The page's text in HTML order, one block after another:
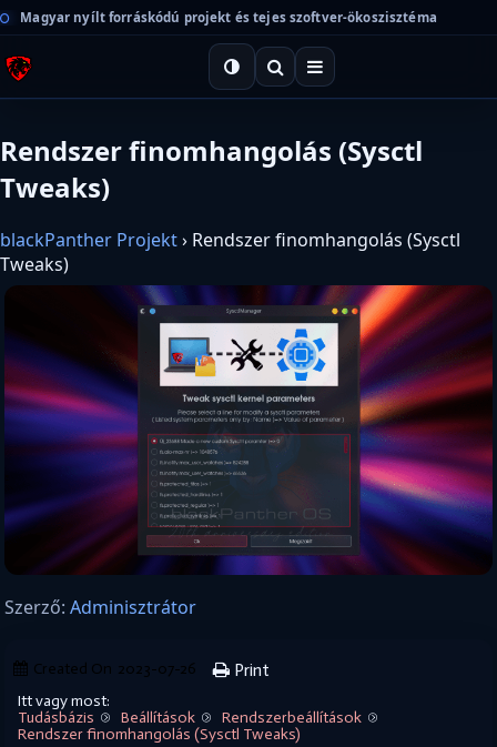
Magyar nyílt forráskódú projekt és tejes szoftver-ökoszisztéma
Rendszer finomhangolás (Sysctl
Tweaks)
blackPanther Projekt› Rendszer finomhangolás (Sysctl
Tweaks)
Szerző: Adminisztrátor
Created On 2023-07-26 Print
Itt vagy most:
Tudásbázis
Beállítások
Rendszerbeállítások
Rendszer finomhangolás (Sysctl Tweaks)